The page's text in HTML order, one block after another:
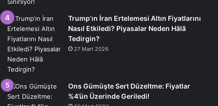
Trump’ın İran Ertelemesi Altın Fiyatlarını
Nasıl Etkiledi? Piyasalar Neden Hâlâ
Tedirgin?
27 Mart 2026
Ons Gümüşte Sert Düzeltme: Fiyatlar
%4’ün Üzerinde Geriledi!